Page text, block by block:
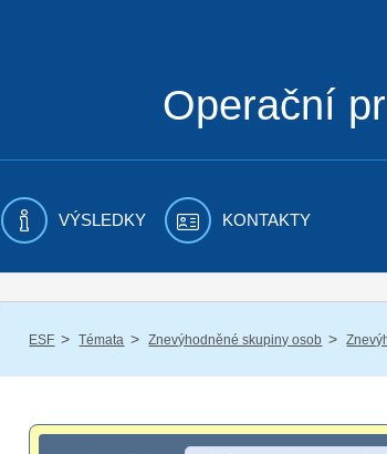
Operační
VÝSLEDKY KONTAKTY
ESF / Témata / Znevýhodněné skupiny osob /